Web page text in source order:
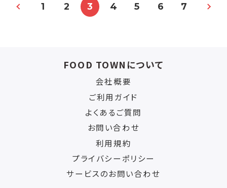
1 2 3 4 5 6 7
FOOD TOWNについて
会社概要
ご利用ガイド
よくあるご質問
お問い合わせ
利用規約
プライバシーポリシー
サービスのお問い合わせ